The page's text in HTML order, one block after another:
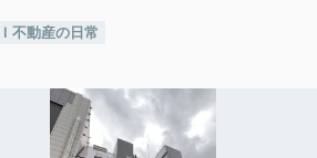
不動産の日常